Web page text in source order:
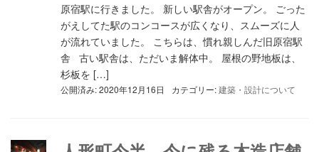
原宿駅に行きました。 新しい駅舎がオープン。 ごった
がえしてた駅のコンコースが広くなり、スムーズに人
が流れていました。 こちらは、慣れ親しんだ旧原宿駅
舎 古い駅舎は、ただいま解体中。 屋根の野地板は、
杉板を […]
公開済み: 2020年12月16日 カテゴリー:建築・設計について